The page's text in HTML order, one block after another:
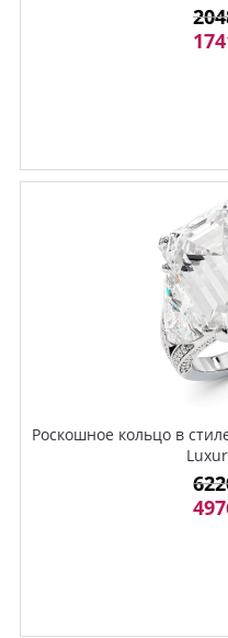
Роскошное кольцо в